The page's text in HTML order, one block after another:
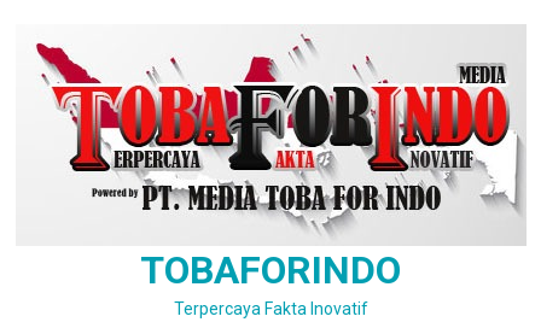
content
TOBAFORINDO
Terpercaya Fakta Inovatif